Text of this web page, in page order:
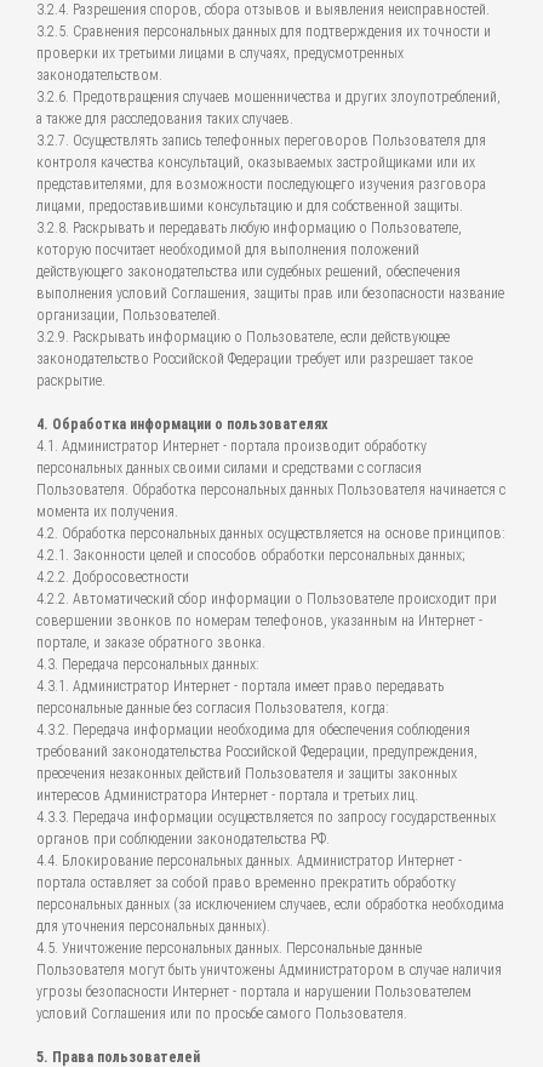
3.2.4. Разрешения споров, сбора отзывов и выявления неисправностей.
3.2.5. Сравнения персональных данных для подтверждения их точности и
проверки их третьими лицами в случаях, предусмотренных
законодательством.
3.2.6. Предотвращения случаев мошенничества и других злоупотреблений,
а также для расследования таких случаев.
3.2.7. Осуществлять запись телефонных переговоров Пользователя для
контроля качества консультаций, оказываемых застройщиками или их
представителями, для возможности последующего изучения разговора
лицами, предоставившими консультацию и для собственной защиты.
3.2.8. Раскрывать и передавать любую информацию о Пользователе,
которую посчитает необходимой для выполнения положений
действующего законодательства или судебных решений, обеспечения
выполнения условий Соглашения, защиты прав или безопасности название
организации, Пользователей.
3.2.9. Раскрывать информацию о Пользователе, если действующее
законодательство Российской Федерации требует или разрешает такое
раскрытие.
4. Обработка информации о пользователях
4.1. Администратор Интернет - портала производит обработку
персональных данных своими силами и средствами с согласия
Пользователя. Обработка персональных данных Пользователя начинается с
момента их получения.
4.2. Обработка персональных данных осуществляется на основе принципов:
4.2.1. Законности целей и способов обработки персональных данных;
4.2.2. Добросовестности
4.2.2. Автоматический сбор информации о Пользователе происходит при
совершении звонков по номерам телефонов, указанным на Интернет -
портале, и заказе обратного звонка.
4.3. Передача персональных данных:
4.3.1. Администратор Интернет - портала имеет право передавать
персональные данные без согласия Пользователя, когда:
4.3.2. Передача информации необходима для обеспечения соблюдения
требований законодательства Российской Федерации, предупреждения,
пресечения незаконных действий Пользователя и защиты законных
интересов Администратора Интернет - портала и третьих лиц.
4.3.3. Передача информации осуществляется по запросу государственных
органов при соблюдении законодательства РФ.
4.4. Блокирование персональных данных. Администратор Интернет -
портала оставляет за собой право временно прекратить обработку
персональных данных (за исключением случаев, если обработка необходима
для уточнения персональных данных).
4.5. Уничтожение персональных данных. Персональные данные
Пользователя могут быть уничтожены Администратором в случае наличия
угрозы безопасности Интернет - портала и нарушении Пользователем
условий Соглашения или по просьбе самого Пользователя.
5. Права пользователей